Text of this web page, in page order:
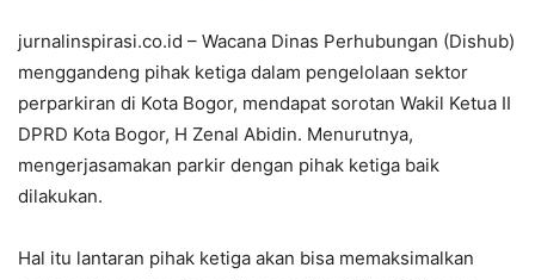
jurnalinspirasi.co.id – Wacana Dinas Perhubungan (Dishub)
menggandeng pihak ketiga dalam pengelolaan sektor
perparkiran di Kota Bogor, mendapat sorotan Wakil Ketua II
DPRD Kota Bogor, H Zenal Abidin. Menurutnya,
mengerjasamakan parkir dengan pihak ketiga baik
dilakukan.
Hal itu lantaran pihak ketiga akan bisa memaksimalkan